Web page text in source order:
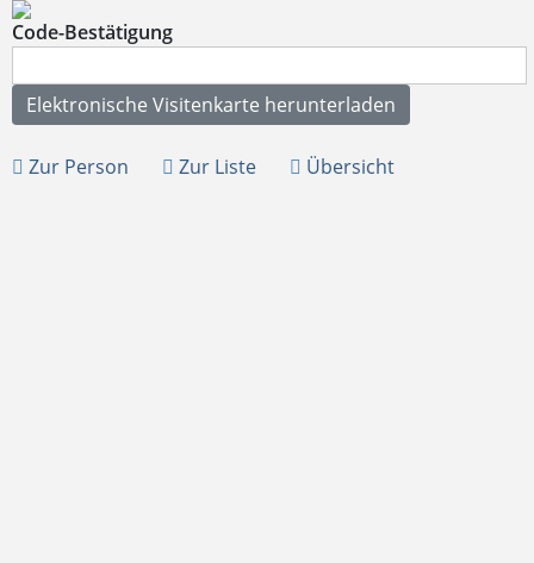
Code-Bestätigung
Zur Person Zur Liste Übersicht